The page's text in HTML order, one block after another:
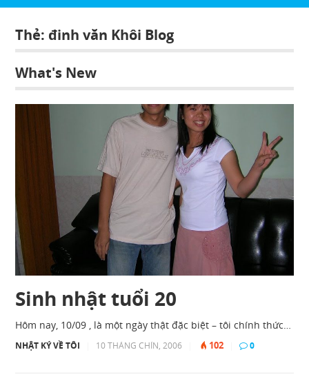
Thẻ: đinh văn Khôi Blog
What's New
Sinh nhật tuổi 20
Hôm nay, 10/09 , là một ngày thật đặc biệt – tôi chính thức…
NHẬT KÝ VỀ TÔI 10 THÁNG CHÍN, 2006 102 0